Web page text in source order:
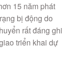
15 năm phát
bị động do
rất đáng ghi
triển khai dự